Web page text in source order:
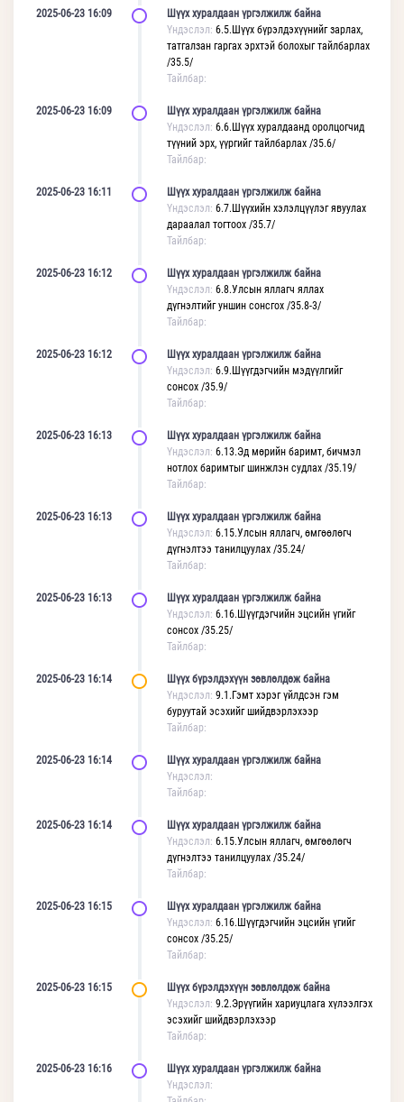
2025-06-23 16:09
Шүүх хуралдаан үргэлжилж байна
Үндэслэл: 6.5.Шүүх бүрэлдэхүүнийг зарлах,
татгалзан гаргах эрхтэй болохыг тайлбарлах
/35.5/
Тайлбар:
2025-06-23 16:09
Шүүх хуралдаан үргэлжилж байна
Үндэслэл: 6.6.Шүүх хуралдаанд оролцогчид
түүний эрх, үүргийг тайлбарлах /35.6/
Тайлбар:
2025-06-23 16:11
Шүүх хуралдаан үргэлжилж байна
Үндэслэл: 6.7.Шүүхийн хэлэлцүүлэг явуулах
дараалал тогтоох /35.7/
Тайлбар:
2025-06-23 16:12
Шүүх хуралдаан үргэлжилж байна
Үндэслэл: 6.8.Улсын яллагч яллах
дүгнэлтийг уншин сонсгох /35.8-3/
Тайлбар:
2025-06-23 16:12
Шүүх хуралдаан үргэлжилж байна
Үндэслэл: 6.9.Шүүгдэгчийн мэдүүлгийг
сонсох /35.9/
Тайлбар:
2025-06-23 16:13
Шүүх хуралдаан үргэлжилж байна
Үндэслэл: 6.13.Эд мөрийн баримт, бичмэл
нотлох баримтыг шинжлэн судлах /35.19/
Тайлбар:
2025-06-23 16:13
Шүүх хуралдаан үргэлжилж байна
Үндэслэл: 6.15.Улсын яллагч, өмгөөлөгч
дүгнэлтээ танилцуулах /35.24/
Тайлбар:
2025-06-23 16:13
Шүүх хуралдаан үргэлжилж байна
Үндэслэл: 6.16.Шүүгдэгчийн эцсийн үгийг
сонсох /35.25/
Тайлбар:
2025-06-23 16:14
Шүүх бүрэлдэхүүн зөвлөлдөж байна
Үндэслэл: 9.1.Гэмт хэрэг үйлдсэн гэм
буруутай эсэхийг шийдвэрлэхээр
Тайлбар:
2025-06-23 16:14
Шүүх хуралдаан үргэлжилж байна
Үндэслэл:
Тайлбар:
2025-06-23 16:14
Шүүх хуралдаан үргэлжилж байна
Үндэслэл: 6.15.Улсын яллагч, өмгөөлөгч
дүгнэлтээ танилцуулах /35.24/
Тайлбар:
2025-06-23 16:15
Шүүх хуралдаан үргэлжилж байна
Үндэслэл: 6.16.Шүүгдэгчийн эцсийн үгийг
сонсох /35.25/
Тайлбар:
2025-06-23 16:15
Шүүх бүрэлдэхүүн зөвлөлдөж байна
Үндэслэл: 9.2.Эрүүгийн хариуцлага хүлээлгэх
эсэхийг шийдвэрлэхээр
Тайлбар:
2025-06-23 16:16
Шүүх хуралдаан үргэлжилж байна
Үндэслэл: